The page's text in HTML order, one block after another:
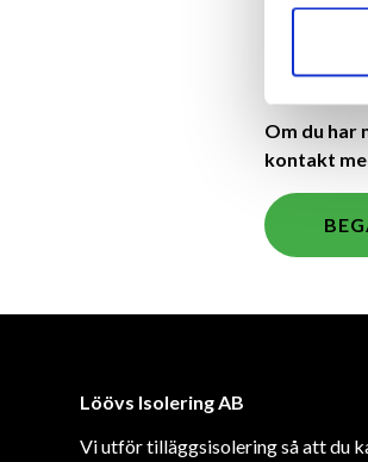
Oavsett
utförande
Om du har
kontakt
Löövs Isolering AB
Vi utför tilläggsisolering så att du